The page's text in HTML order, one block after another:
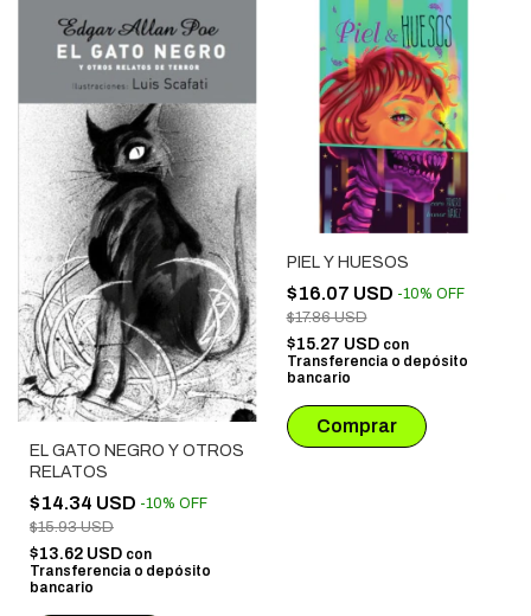
EL GATO NEGRO Y OTROS
RELATOS
$14.34 USD -10% OFF
$15.93 USD
$13.62 USD con
Transferencia o depósito
bancario
PIEL Y HUESOS
$16.07 USD -10% OFF
$17.86 USD
$15.27 USD con
Transferencia o depósito
bancario